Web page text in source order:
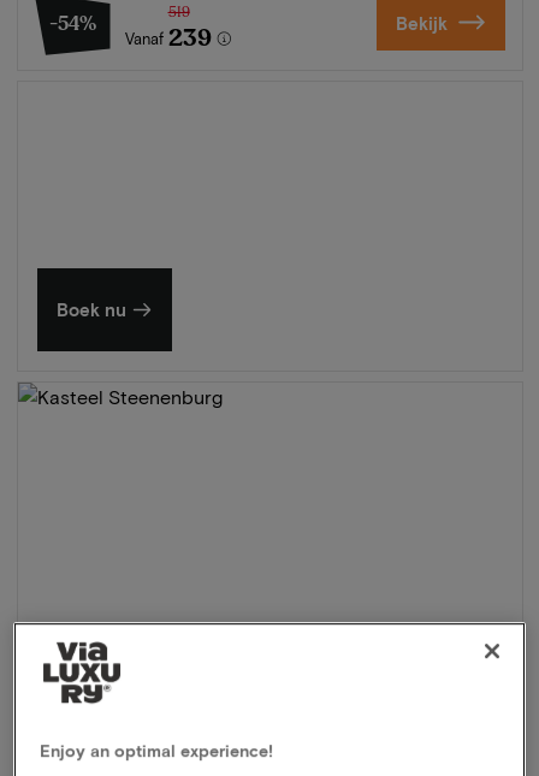
-54%
Vanaf
519
239 Bekijk
Boek nu
Kasteel Steenenburg★★★★
Enjoy an optimal experience!